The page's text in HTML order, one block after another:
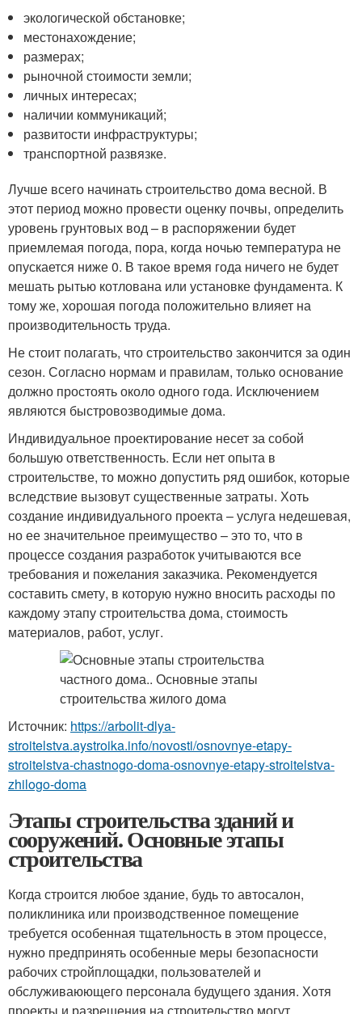
экологической обстановке;
местонахождение;
размерах;
рыночной стоимости земли;
личных интересах;
наличии коммуникаций;
развитости инфраструктуры;
транспортной развязке.
Лучше всего начинать строительство дома весной. В
этот период можно провести оценку почвы, определить
уровень грунтовых вод – в распоряжении будет
приемлемая погода, пора, когда ночью температура не
опускается ниже 0. В такое время года ничего не будет
мешать рытью котлована или установке фундамента. К
тому же, хорошая погода положительно влияет на
производительность труда.
Не стоит полагать, что строительство закончится за один
сезон. Согласно нормам и правилам, только основание
должно простоять около одного года. Исключением
являются быстровозводимые дома.
Индивидуальное проектирование несет за собой
большую ответственность. Если нет опыта в
строительстве, то можно допустить ряд ошибок, которые
вследствие вызовут существенные затраты. Хоть
создание индивидуального проекта – услуга недешевая,
но ее значительное преимущество – это то, что в
процессе создания разработок учитываются все
требования и пожелания заказчика. Рекомендуется
составить смету, в которую нужно вносить расходы по
каждому этапу строительства дома, стоимость
материалов, работ, услуг.
Источник: https://arbolit-dlya-
stroitelstva.aystroika.info/novosti/osnovnye-etapy-
stroitelstva-chastnogo-doma-osnovnye-etapy-stroitelstva-
zhilogo-doma
Этапы строительства зданий и
сооружений. Основные этапы
строительства
Когда строится любое здание, будь то автосалон,
поликлиника или производственное помещение
требуется особенная тщательность в этом процессе,
нужно предпринять особенные меры безопасности
рабочих стройплощадки, пользователей и
обслуживаюющего персонала будущего здания. Хотя